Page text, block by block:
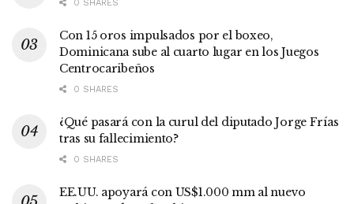
0 SHARES
Con 15 oros impulsados por el boxeo,
Dominicana sube al cuarto lugar en los Juegos
Centrocaribeños
0 SHARES
¿Qué pasará con la curul del diputado Jorge Frías
tras su fallecimiento?
0 SHARES
EE.UU. apoyará con US$1.000 mm al nuevo